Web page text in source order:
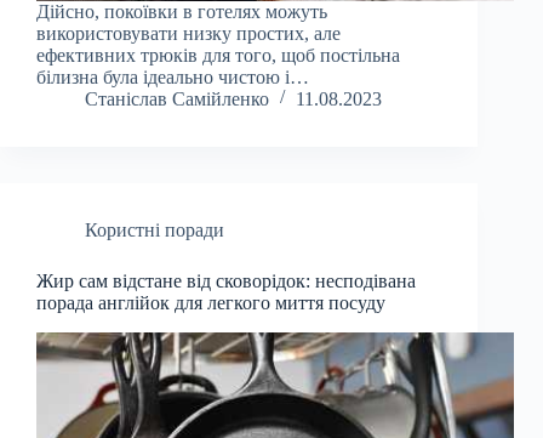
Дійсно, покоївки в готелях можуть
використовувати низку простих, але
ефективних трюків для того, щоб постільна
білизна була ідеально чистою і…
Станіслав Самійленко
11.08.2023
Користні поради
Жир сам відстане від сковорідок: несподівана
порада англійок для легкого миття посуду